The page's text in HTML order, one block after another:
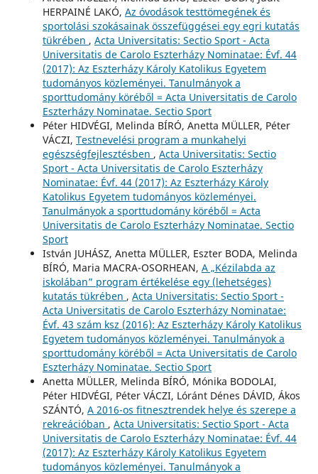
HERPAINÉ LAKÓ, Az óvodások testtömegének és
sportolási szokásainak összefüggései egy egri kutatás
tükrében , Acta Universitatis: Sectio Sport - Acta
Universitatis de Carolo Eszterházy Nominatae: Évf. 44
(2017): Az Eszterházy Károly Katolikus Egyetem
tudományos közleményei. Tanulmányok a
sporttudomány köréből = Acta Universitatis de Carolo
Eszterházy Nominatae. Sectio Sport
Péter HIDVÉGI, Melinda BÍRÓ, Anetta MÜLLER, Péter
VÁCZI, Testnevelési program a munkahelyi
egészségfejlesztésben , Acta Universitatis: Sectio
Sport - Acta Universitatis de Carolo Eszterházy
Nominatae: Évf. 44 (2017): Az Eszterházy Károly
Katolikus Egyetem tudományos közleményei.
Tanulmányok a sporttudomány köréből = Acta
Universitatis de Carolo Eszterházy Nominatae. Sectio
Sport
István JUHÁSZ, Anetta MÜLLER, Eszter BODA, Melinda
BÍRÓ, Maria MACRA-OSORHEAN, A „Kézilabda az
iskolában” program értékelése egy (lehetséges)
kutatás tükrében , Acta Universitatis: Sectio Sport -
Acta Universitatis de Carolo Eszterházy Nominatae:
Évf. 43 szám ksz (2016): Az Eszterházy Károly Katolikus
Egyetem tudományos közleményei. Tanulmányok a
sporttudomány köréből = Acta Universitatis de Carolo
Eszterházy Nominatae. Sectio Sport
Anetta MÜLLER, Melinda BÍRÓ, Mónika BODOLAI,
Péter HIDVÉGI, Péter VÁCZI, Lóránt Dénes DÁVID, Ákos
SZÁNTÓ, A 2016-os fitnesztrendek helye és szerepe a
rekreációban , Acta Universitatis: Sectio Sport - Acta
Universitatis de Carolo Eszterházy Nominatae: Évf. 44
(2017): Az Eszterházy Károly Katolikus Egyetem
tudományos közleményei. Tanulmányok a